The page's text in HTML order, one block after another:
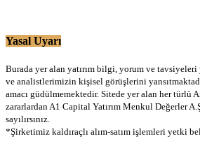
Yasal Uyarı
Burada yer alan yatırım bilgi, yorum ve
ve analistlerimizin kişisel görüşlerini
amacı güdülmemektedir. Sitede yer alan her
zararlardan A1 Capital Yatırım Menkul Değerler
sayılırsınız.
*Şirketimiz kaldıraçlı alım-satım işlemleri yetki